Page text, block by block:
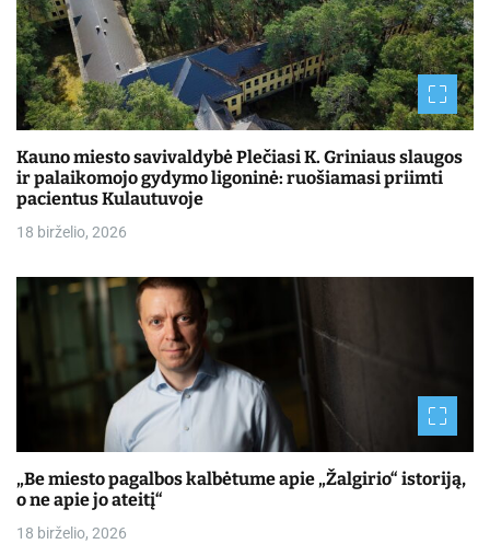
Kauno miesto savivaldybė Plečiasi K. Griniaus slaugos
ir palaikomojo gydymo ligoninė: ruošiamasi priimti
pacientus Kulautuvoje
18 birželio, 2026
„Be miesto pagalbos kalbėtume apie „Žalgirio“ istoriją,
o ne apie jo ateitį“
18 birželio, 2026